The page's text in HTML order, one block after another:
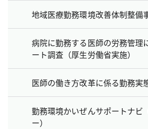
地域医療勤務環境改善体制整備
病院に勤務する医師の労務管理
ート調査（厚生労働省実施）
医師の働き方改革に係る勤務実
勤務環境かいぜんサポートナビ
ー）